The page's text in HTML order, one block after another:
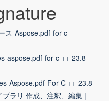
ス-Aspose.pdf-for-c
aspose.pdf-for-c ++-23.8-
Aspose.pdf-For-C ++-23.8
ラリ 作成、注釈、編集 |